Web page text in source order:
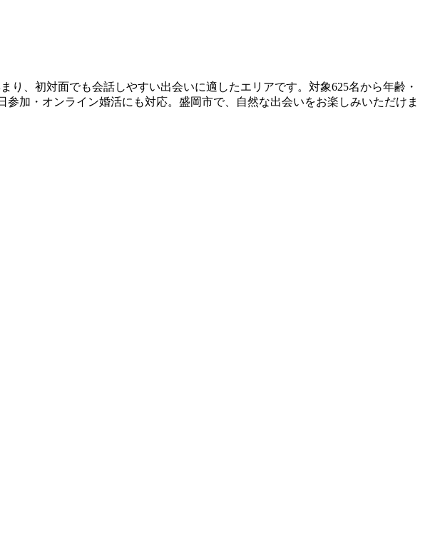
、初対面でも会話しやすい出会いに適したエリアです。対象625名から年齢・
加・オンライン婚活にも対応。盛岡市で、自然な出会いをお楽しみいただけま